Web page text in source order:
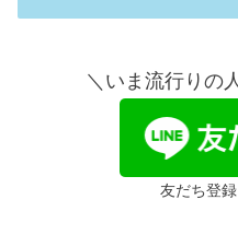
＼いま流行りの